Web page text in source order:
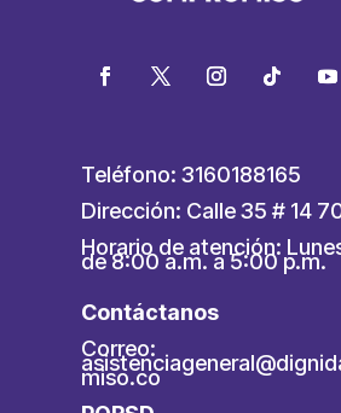
Teléfono: 3160188165
Dirección: Calle 35 # 14
Horario de atención:
de 8:00 a.m. a 5:00 p.m.
Contáctanos
Correo:
miso.co